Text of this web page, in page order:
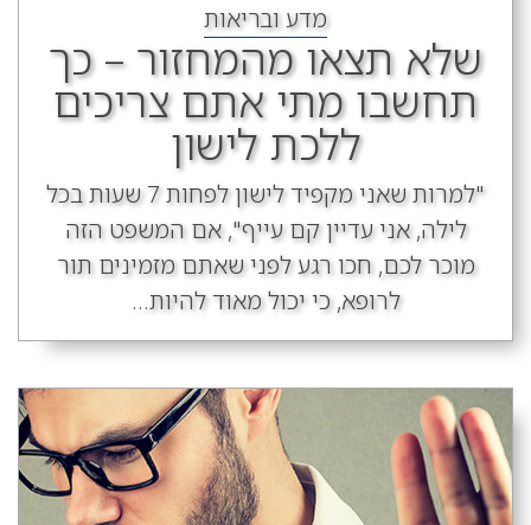
מדע ובריאות
שלא תצאו מהמחזור – כך
תחשבו מתי אתם צריכים
ללכת לישון
"למרות שאני מקפיד לישון לפחות 7 שעות בכל
לילה, אני עדיין קם עייף", אם המשפט הזה
מוכר לכם, חכו רגע לפני שאתם מזמינים תור
לרופא, כי יכול מאוד להיות...